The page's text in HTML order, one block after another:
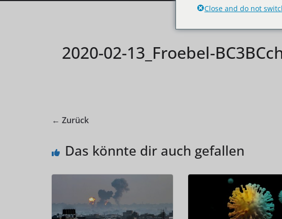
2020-02-13_Froebel-
← Zurück
Das könnte dir auch gefallen
Close and do not